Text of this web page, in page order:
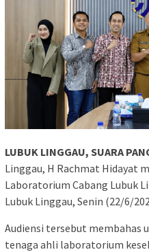
LUBUK LINGGAU, SUARA
Linggau, H Rachmat Hidayat
Laboratorium Cabang Lubuk
Lubuk Linggau, Senin (22/6/
Audiensi tersebut membahas
tenaga ahli laboratorium